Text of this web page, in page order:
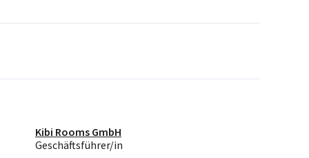
Kibi Rooms GmbH
Geschäftsführer/in